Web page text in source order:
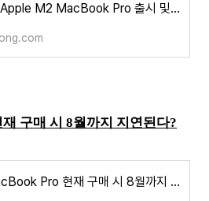
13인치 Apple M2 MacBook Pro 출시 및 판매일 공개!
구매 시 8월까지 지연된다?
M2 MacBook Pro 현재 구매 시 8월까지 지연된다?